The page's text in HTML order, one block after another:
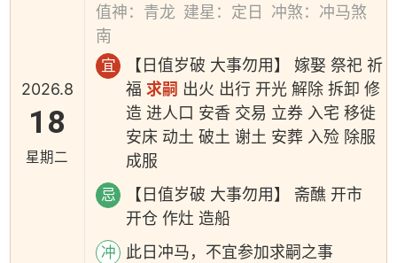
2026.8
18
星期二
值神：青龙 建星：定日
冲煞：冲马煞
南
宜
【日值岁破 大事勿用】 嫁娶 祭祀 祈
福求嗣 出火 出行 开光 解除 拆卸 修
造 进人口 安香 交易 立券 入宅 移徙
安床 动土 破土 谢土 安葬 入殓 除服
成服
忌
【日值岁破 大事勿用】 斋醮 开市
开仓 作灶 造船
冲 此日冲马，不宜参加求嗣之事